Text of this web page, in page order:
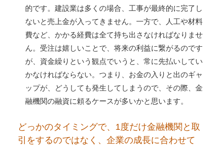
的です。建設業は多くの場合、工事が最終的に完了し
ないと売上金が入ってきません。一方で、人工や材料
費など、かかる経費は全て持ち出さなければなりませ
ん。受注は嬉しいことで、将来の利益に繋がるのです
が、資金繰りという観点でいうと、常に先払いしてい
かなければならない。つまり、お金の入りと出のギャ
ップが、どうしても発生してしまうので、その際、金
融機関の融資に頼るケースが多いかと思います。
どっかのタイミングで、1度だけ金融機関と取
引をするのではなく、企業の成長に合わせて